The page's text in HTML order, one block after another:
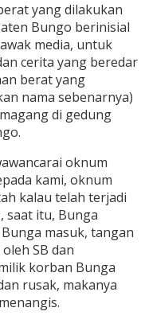
yang dilakukan
Bungo berinisial
media, untuk
cerita yang beredar
berat yang
nama sebenarnya)
di gedung
oknum
kami, oknum
kalau telah terjadi
saat itu, Bunga
masuk, tangan
SB dan
korban Bunga
rusak, makanya